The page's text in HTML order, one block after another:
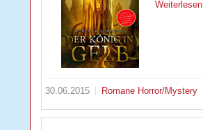
Weiterlesen
30.06.2015 Romane Horror/Mystery